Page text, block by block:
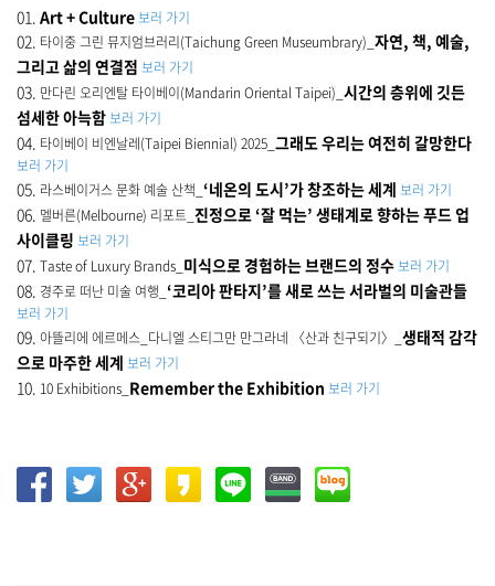
01. Art + Culture보러 가기
02. 타이중 그린 뮤지엄브러리(Taichung Green Museumbrary)_ 자연, 책, 예술,
그리고 삶의 연결점 보러 가기
03. 만다린 오리엔탈 타이베이(Mandarin Oriental Taipei)_ 시간의 층위에 깃든
섬세한 아늑함보러 가기
04. 타이베이 비엔날레(Taipei Biennial) 2025_ 그래도 우리는 여전히 갈망한다
보러 가기
05. 라스베이거스 문화 예술 산책_ ‘네온의 도시’가 창조하는 세계 보러 가기
06. 멜버른(Melbourne) 리포트_ 진정으로 ‘잘 먹는’ 생태계로 향하는 푸드 업
사이클링 보러 가기
07. Taste of Luxury Brands_ 미식으로 경험하는 브랜드의 정수보러 가기
08. 경주로 떠난 미술 여행_ ‘코리아 판타지’를 새로 쓰는 서라벌의 미술관들
보러 가기
09. 아뜰리에 에르메스_다니엘 스티그만 만그라네 〈산과 친구되기〉_ 생태적 감각
으로 마주한 세계 보러 가기
10. 10 Exhibitions_ Remember the Exhibition 보러 가기